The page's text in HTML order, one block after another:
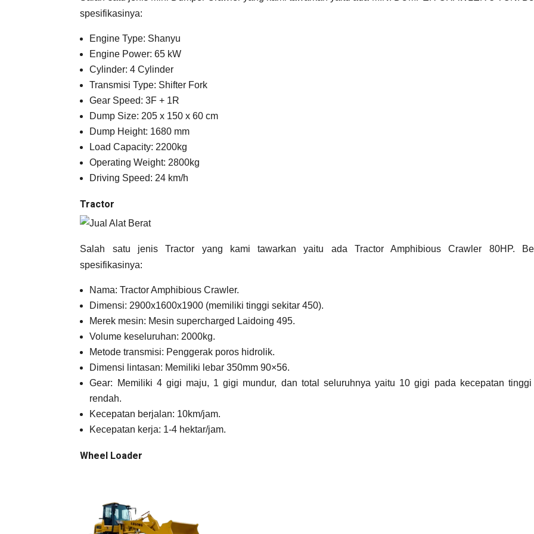
spesifikasinya:
Engine Type: Shanyu
Engine Power: 65 kW
Cylinder: 4 Cylinder
Transmisi Type: Shifter Fork
Gear Speed: 3F + 1R
Dump Size: 205 x 150 x 60 cm
Dump Height: 1680 mm
Load Capacity: 2200kg
Operating Weight: 2800kg
Driving Speed: 24 km/h
Tractor
Salah satu jenis Tractor yang kami tawarkan yaitu ada Tractor Amphibious Crawler 80HP.
spesifikasinya:
Nama: Tractor Amphibious Crawler.
Dimensi: 2900x1600x1900 (memiliki tinggi sekitar 450).
Merek mesin: Mesin supercharged Laidoing 495.
Volume keseluruhan: 2000kg.
Metode transmisi: Penggerak poros hidrolik.
Dimensi lintasan: Memiliki lebar 350mm 90×56.
Gear: Memiliki 4 gigi maju, 1 gigi mundur, dan total seluruhnya yaitu 10 gigi pada kecepatan tinggi
rendah.
Kecepatan berjalan: 10km/jam.
Kecepatan kerja: 1-4 hektar/jam.
Wheel Loader